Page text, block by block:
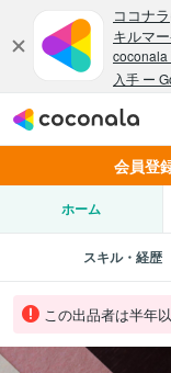
会員登
ホーム
スキル・経歴
この出品者は半年